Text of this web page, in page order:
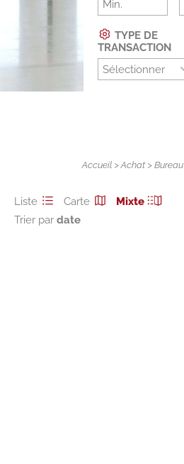
TYPE DE
TRANSACTION
Sélectionner
Accueil >Achat >Bureau
Liste Carte
Mixte
Trier par